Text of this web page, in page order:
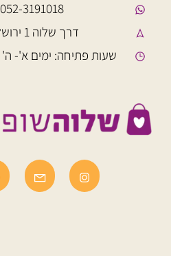
052-3191018
דרך שלוה 1 ירושלים
שעות פתיחה: ימים א'- ה' 8:00-15:00